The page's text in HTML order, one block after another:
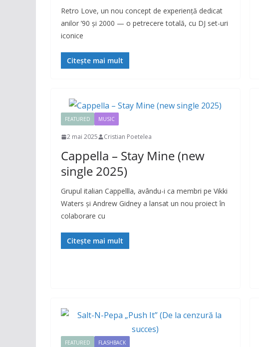
Retro Love, un nou concept de experiență dedicat
anilor ’90 și 2000 — o petrecere totală, cu DJ set-uri
iconice
Citește mai mult
FEATURED MUSIC
2 mai 2025 Cristian Poetelea
Cappella – Stay Mine (new
single 2025)
Grupul italian Cappellla, avându-i ca membri pe Vikki
Waters și Andrew Gidney a lansat un nou proiect în
colaborare cu
Citește mai mult
FEATURED FLASHBACK